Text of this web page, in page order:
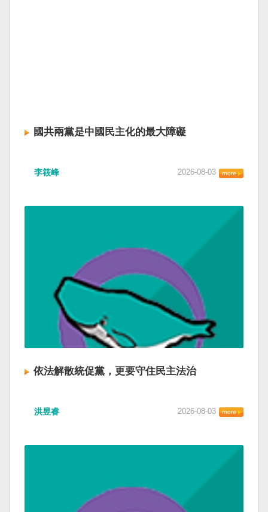
國共兩黨是中國民主化的最大障礙
李筱峰 2026-08-03
依法解散統促黨，更要守住民主法治
洪昱睿 2026-08-03